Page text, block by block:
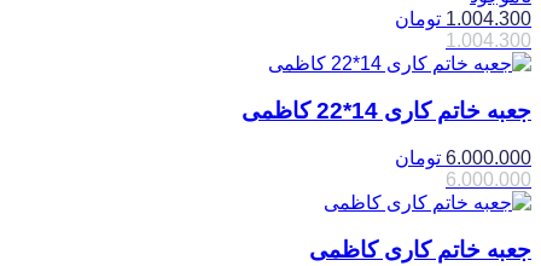
1.004.300 تومان
1.004.300
جعبه خاتم کاری 14*22 کاظمی
6.000.000 تومان
6.000.000
جعبه خاتم کاری کاظمی